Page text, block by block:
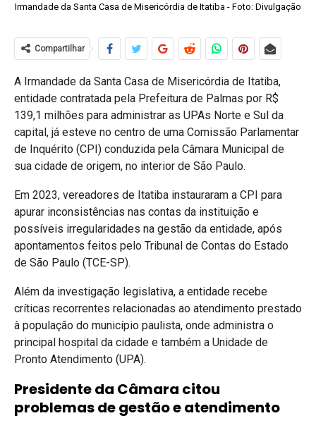
Irmandade da Santa Casa de Misericórdia de Itatiba - Foto: Divulgação
Compartilhar
A Irmandade da Santa Casa de Misericórdia de Itatiba,
entidade contratada pela Prefeitura de Palmas por R$
139,1 milhões para administrar as UPAs Norte e Sul da
capital, já esteve no centro de uma Comissão Parlamentar
de Inquérito (CPI) conduzida pela Câmara Municipal de
sua cidade de origem, no interior de São Paulo.
Em 2023, vereadores de Itatiba instauraram a CPI para
apurar inconsistências nas contas da instituição e
possíveis irregularidades na gestão da entidade, após
apontamentos feitos pelo Tribunal de Contas do Estado
de São Paulo (TCE-SP).
Além da investigação legislativa, a entidade recebe
críticas recorrentes relacionadas ao atendimento prestado
à população do município paulista, onde administra o
principal hospital da cidade e também a Unidade de
Pronto Atendimento (UPA).
Presidente da Câmara citou
problemas de gestão e atendimento